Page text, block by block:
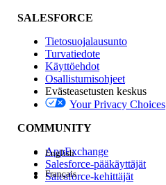
SALESFORCE
Tietosuojalausunto
Turvatiedote
Käyttöehdot
Osallistumisohjeet
Evästeasetusten keskus
Your Privacy Choices
COMMUNITY
AppExchange
Salesforce-pääkäyttäjät
Salesforce-kehittäjät
English
Français